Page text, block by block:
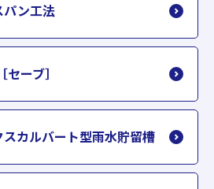
パン工法
ーブ］
スカルバート型雨水貯留槽